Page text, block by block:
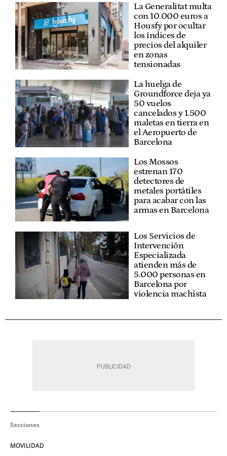
La Generalitat multa
con 10.000 euros a
Housfy por ocultar
los índices de
precios del alquiler
en zonas
tensionadas
La huelga de
Groundforce deja ya
50 vuelos
cancelados y 1.500
maletas en tierra en
el Aeropuerto de
Barcelona
Los Mossos
estrenan 170
detectores de
metales portátiles
para acabar con las
armas en Barcelona
Los Servicios de
Intervención
Especializada
atienden más de
5.000 personas en
Barcelona por
violencia machista
Secciones
MOVILIDAD